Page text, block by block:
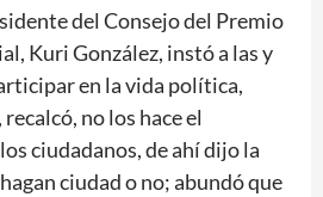
del Consejo del Premio
Kuri González, instó a las y
en la vida política,
no los hace el
ciudadanos, de ahí dijo la
ciudad o no; abundó que